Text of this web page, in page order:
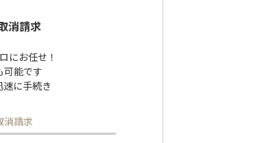
消請求
にお任せ！
可能です
速に手続き
消請求